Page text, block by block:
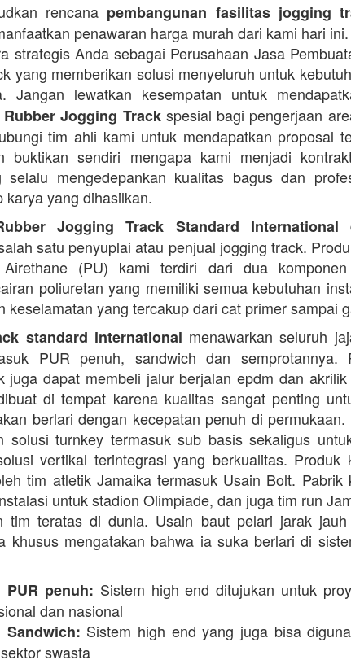
rencana pembangunan fasilitas jogging
penawaran harga murah dari kami hari
strategis Anda sebagai Perusahaan Jasa
yang memberikan solusi menyeluruh untuk
Jangan lewatkan kesempatan untuk
Rubber Jogging Trackspesial bagi pengerjaan
tim ahli kami untuk mendapatkan proposal
buktikan sendiri mengapa kami menjadi
selalu mengedepankan kualitas bagus dan
karya yang dihasilkan.
Jogging Track Standard International
satu penyuplai atau penjual jogging track.
Airethane (PU) kami terdiri dari dua
poliuretan yang memiliki semua kebutuhan
keselamatan yang tercakup dari cat primer sampai
standard international menawarkan seluruh
PUR penuh, sandwich dan semprotannya.
juga dapat membeli jalur berjalan epdm dan
di tempat karena kualitas sangat penting
berlari dengan kecepatan penuh di
solusi turnkey termasuk sub basis sekaligus
vertikal terintegrasi yang berkualitas. Produk
tim atletik Jamaika termasuk Usain Bolt. Pabrik
untuk stadion Olimpiade, dan juga tim run
tim teratas di dunia. Usain baut pelari jarak
khusus mengatakan bahwa ia suka berlari di
PUR penuh: Sistem high end ditujukan untuk
dan nasional
Sandwich: Sistem high end yang juga bisa
swasta